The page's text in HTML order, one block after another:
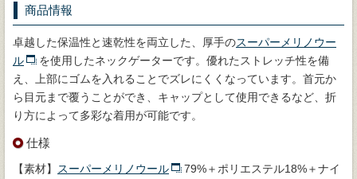
商品情報
卓越した保温性と速乾性を両立した、厚手のスーパーメリノウー
ル
を使用したネックゲーターです。優れたストレッチ性を備
え、上部にゴムを入れることでズレにくくなっています。首元か
ら目元まで覆うことができ、キャップとして使用できるなど、折
り方によって多彩な着用が可能です。
仕様
【素材】 スーパーメリノウール
79%＋ポリエステル18%＋ナイ